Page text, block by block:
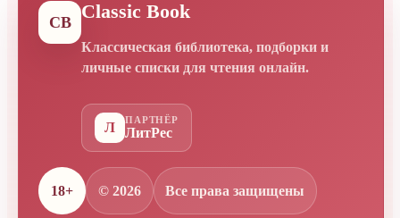
CB Classic Book
Классическая библиотека, подборки и
личные списки для чтения онлайн.
Л
ПАРТНЁР
ЛитРес
18+ © 2026 Все права защищены